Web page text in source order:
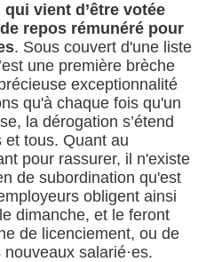
vient d’être votée
repos rémunéré pour
. Sous couvert d'une liste
une première brèche
exceptionnalité
qu'à chaque fois qu'un
la dérogation s’étend
et tous. Quant au
pour rassurer, il n'existe
de subordination qu'est
obligent ainsi
dimanche, et le feront
de licenciement, ou de
salarié·es.